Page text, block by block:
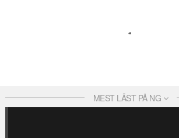
MEST LÄST PÅ NG